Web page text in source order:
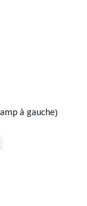
à gauche)